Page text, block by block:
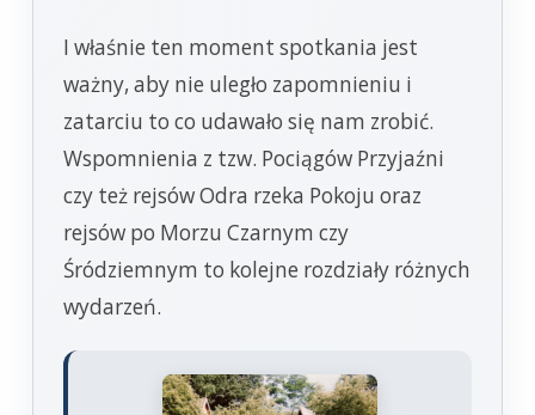
I właśnie ten moment spotkania jest
ważny, aby nie uległo zapomnieniu i
zatarciu to co udawało się nam zrobić.
Wspomnienia z tzw. Pociągów Przyjaźni
czy też rejsów Odra rzeka Pokoju oraz
rejsów po Morzu Czarnym czy
Śródziemnym to kolejne rozdziały różnych
wydarzeń.